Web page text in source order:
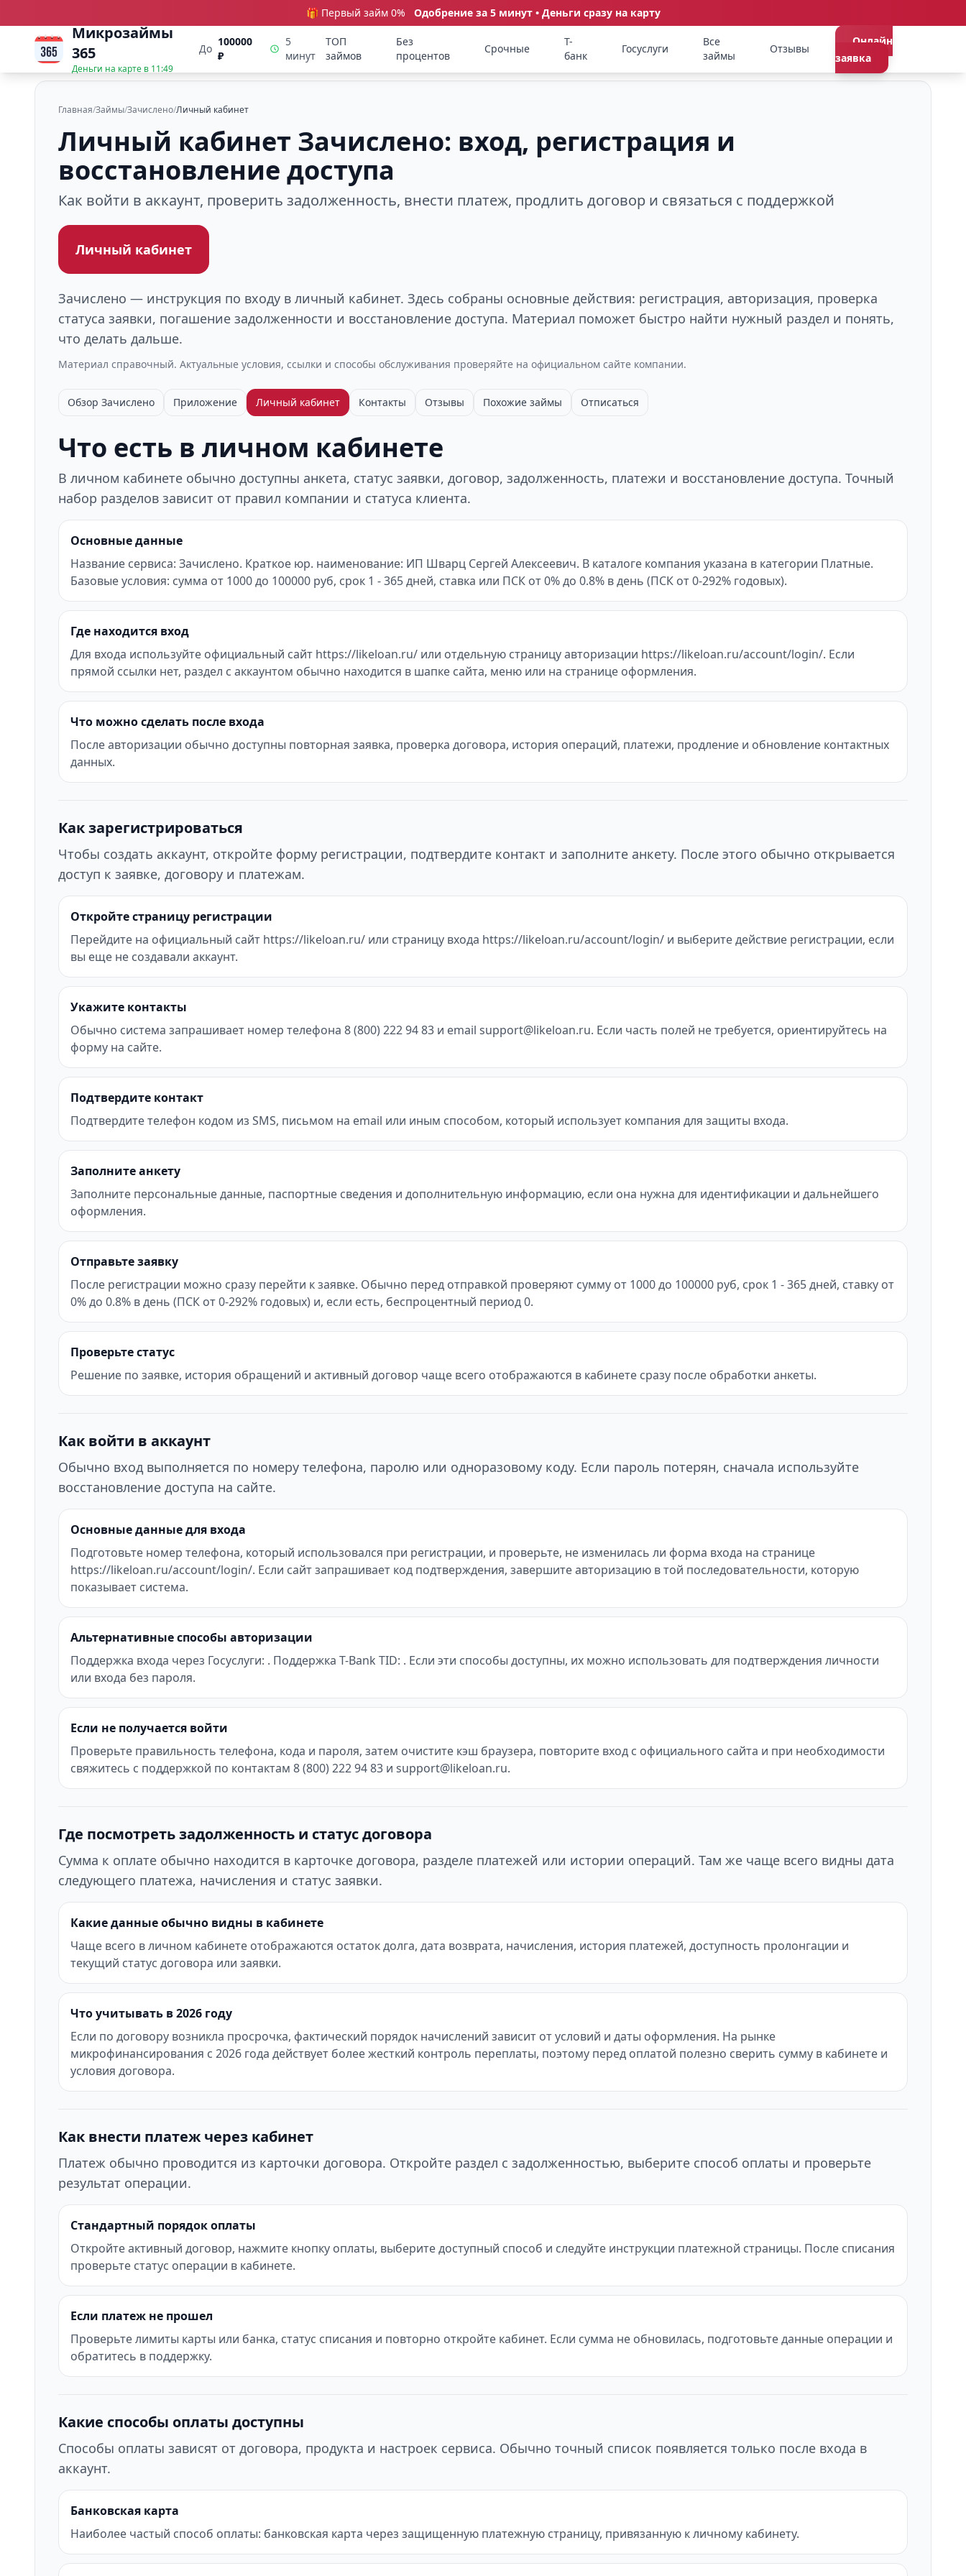
🎁 Первый займ 0% Одобрение за 5 минут • Деньги сразу на карту
Микрозаймы
365
Деньги на карте в 11:49
До
100000
₽
5
минут
ТОП
займов
Без
процентов
Срочные
Т-
банк
Госуслуги
Все
займы
Отзывы
Онлайн
заявка
Главная/Займы/Зачислено/Личный кабинет
Личный кабинет Зачислено: вход, регистрация и
восстановление доступа
Как войти в аккаунт, проверить задолженность, внести платеж, продлить договор и связаться с поддержкой
Личный кабинет
Зачислено — инструкция по входу в личный кабинет. Здесь собраны основные действия: регистрация, авторизация, проверка
статуса заявки, погашение задолженности и восстановление доступа. Материал поможет быстро найти нужный раздел и понять,
что делать дальше.
Материал справочный. Актуальные условия, ссылки и способы обслуживания проверяйте на официальном сайте компании.
Обзор Зачислено Приложение Личный кабинет Контакты Отзывы Похожие займы Отписаться
Что есть в личном кабинете
В личном кабинете обычно доступны анкета, статус заявки, договор, задолженность, платежи и восстановление доступа. Точный
набор разделов зависит от правил компании и статуса клиента.
Основные данные
Название сервиса: Зачислено. Краткое юр. наименование: ИП Шварц Сергей Алексеевич. В каталоге компания указана в категории Платные.
Базовые условия: сумма от 1000 до 100000 руб, срок 1 - 365 дней, ставка или ПСК от 0% до 0.8% в день (ПСК от 0-292% годовых).
Где находится вход
Для входа используйте официальный сайт https://likeloan.ru/ или отдельную страницу авторизации https://likeloan.ru/account/login/. Если
прямой ссылки нет, раздел с аккаунтом обычно находится в шапке сайта, меню или на странице оформления.
Что можно сделать после входа
После авторизации обычно доступны повторная заявка, проверка договора, история операций, платежи, продление и обновление контактных
данных.
Как зарегистрироваться
Чтобы создать аккаунт, откройте форму регистрации, подтвердите контакт и заполните анкету. После этого обычно открывается
доступ к заявке, договору и платежам.
Откройте страницу регистрации
Перейдите на официальный сайт https://likeloan.ru/ или страницу входа https://likeloan.ru/account/login/ и выберите действие регистрации, если
вы еще не создавали аккаунт.
Укажите контакты
Обычно система запрашивает номер телефона 8 (800) 222 94 83 и email support@likeloan.ru. Если часть полей не требуется, ориентируйтесь на
форму на сайте.
Подтвердите контакт
Подтвердите телефон кодом из SMS, письмом на email или иным способом, который использует компания для защиты входа.
Заполните анкету
Заполните персональные данные, паспортные сведения и дополнительную информацию, если она нужна для идентификации и дальнейшего
оформления.
Отправьте заявку
После регистрации можно сразу перейти к заявке. Обычно перед отправкой проверяют сумму от 1000 до 100000 руб, срок 1 - 365 дней, ставку от
0% до 0.8% в день (ПСК от 0-292% годовых) и, если есть, беспроцентный период 0.
Проверьте статус
Решение по заявке, история обращений и активный договор чаще всего отображаются в кабинете сразу после обработки анкеты.
Как войти в аккаунт
Обычно вход выполняется по номеру телефона, паролю или одноразовому коду. Если пароль потерян, сначала используйте
восстановление доступа на сайте.
Основные данные для входа
Подготовьте номер телефона, который использовался при регистрации, и проверьте, не изменилась ли форма входа на странице
https://likeloan.ru/account/login/. Если сайт запрашивает код подтверждения, завершите авторизацию в той последовательности, которую
показывает система.
Альтернативные способы авторизации
Поддержка входа через Госуслуги: . Поддержка T-Bank TID: . Если эти способы доступны, их можно использовать для подтверждения личности
или входа без пароля.
Если не получается войти
Проверьте правильность телефона, кода и пароля, затем очистите кэш браузера, повторите вход с официального сайта и при необходимости
свяжитесь с поддержкой по контактам 8 (800) 222 94 83 и support@likeloan.ru.
Где посмотреть задолженность и статус договора
Сумма к оплате обычно находится в карточке договора, разделе платежей или истории операций. Там же чаще всего видны дата
следующего платежа, начисления и статус заявки.
Какие данные обычно видны в кабинете
Чаще всего в личном кабинете отображаются остаток долга, дата возврата, начисления, история платежей, доступность пролонгации и
текущий статус договора или заявки.
Что учитывать в 2026 году
Если по договору возникла просрочка, фактический порядок начислений зависит от условий и даты оформления. На рынке
микрофинансирования с 2026 года действует более жесткий контроль переплаты, поэтому перед оплатой полезно сверить сумму в кабинете и
условия договора.
Как внести платеж через кабинет
Платеж обычно проводится из карточки договора. Откройте раздел с задолженностью, выберите способ оплаты и проверьте
результат операции.
Стандартный порядок оплаты
Откройте активный договор, нажмите кнопку оплаты, выберите доступный способ и следуйте инструкции платежной страницы. После списания
проверьте статус операции в кабинете.
Если платеж не прошел
Проверьте лимиты карты или банка, статус списания и повторно откройте кабинет. Если сумма не обновилась, подготовьте данные операции и
обратитесь в поддержку.
Какие способы оплаты доступны
Способы оплаты зависят от договора, продукта и настроек сервиса. Обычно точный список появляется только после входа в
аккаунт.
Банковская карта
Наиболее частый способ оплаты: банковская карта через защищенную платежную страницу, привязанную к личному кабинету.